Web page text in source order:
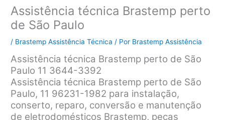
Assistência técnica Brastemp perto
de São Paulo
/ Brastemp Assistência Técnica / Por Brastemp Assistência
Assistência técnica Brastemp perto de São
Paulo 11 3644-3392
Assistência técnica Brastemp perto de São
Paulo, 11 96231-1982 para instalação,
conserto, reparo, conversão e manutenção
de eletrodomésticos Brastemp, peças